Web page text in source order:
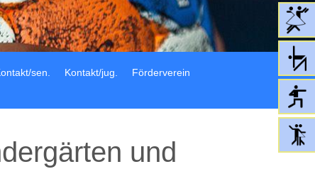
sen. Kontakt/jug.
Förderverein
und